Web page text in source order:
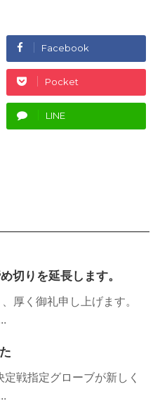
Facebook
Pocket
LINE
切りを延長します。
厚く御礼申し上げます。
戦指定グローブが新しく